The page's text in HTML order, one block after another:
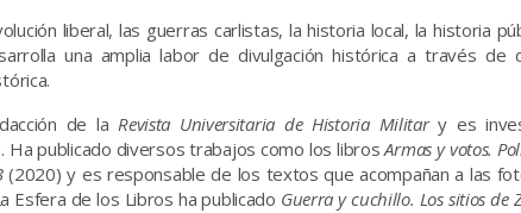
liberal, las guerras carlistas, la historia local, la historia
una amplia labor de divulgación histórica a través de
de laRevista Universitaria de Historia Military es
publicado diversos trabajos como los librosArmas y votos.
(2020) y es responsable de los textos que acompañan a las
Esfera de los Libros ha publicado Guerra y cuchillo. Los sitios de